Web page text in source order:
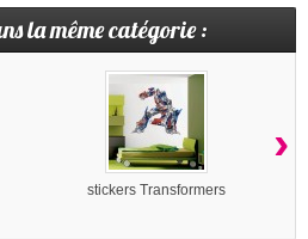
la même catégorie :
stickers Transformers
›